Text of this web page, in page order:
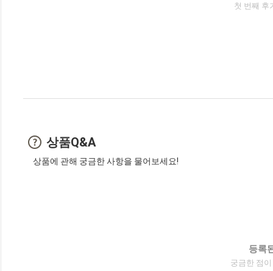
첫 번째 후
상품Q&A
상품에 관해 궁금한 사항을 물어보세요!
등록
궁금한 점